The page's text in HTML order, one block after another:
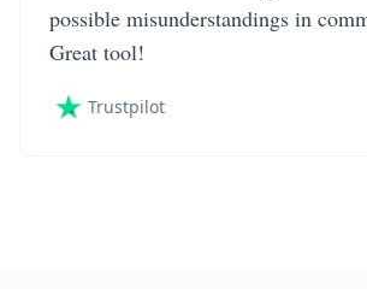
possible misunderstandings in
Great tool!
Trustpilot